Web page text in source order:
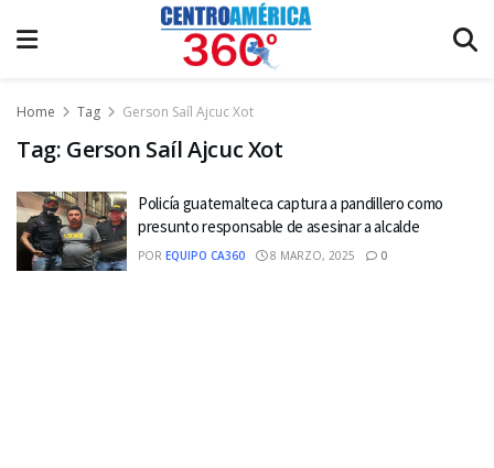
Home Tag Gerson Saíl Ajcuc Xot
Tag: Gerson Saíl Ajcuc Xot
Policía guatemalteca captura a pandillero como
presunto responsable de asesinar a alcalde
POR EQUIPO CA360 8 MARZO, 2025 0